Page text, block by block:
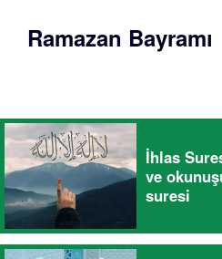
Ramazan Bayramı
İhlas
ve
suresi